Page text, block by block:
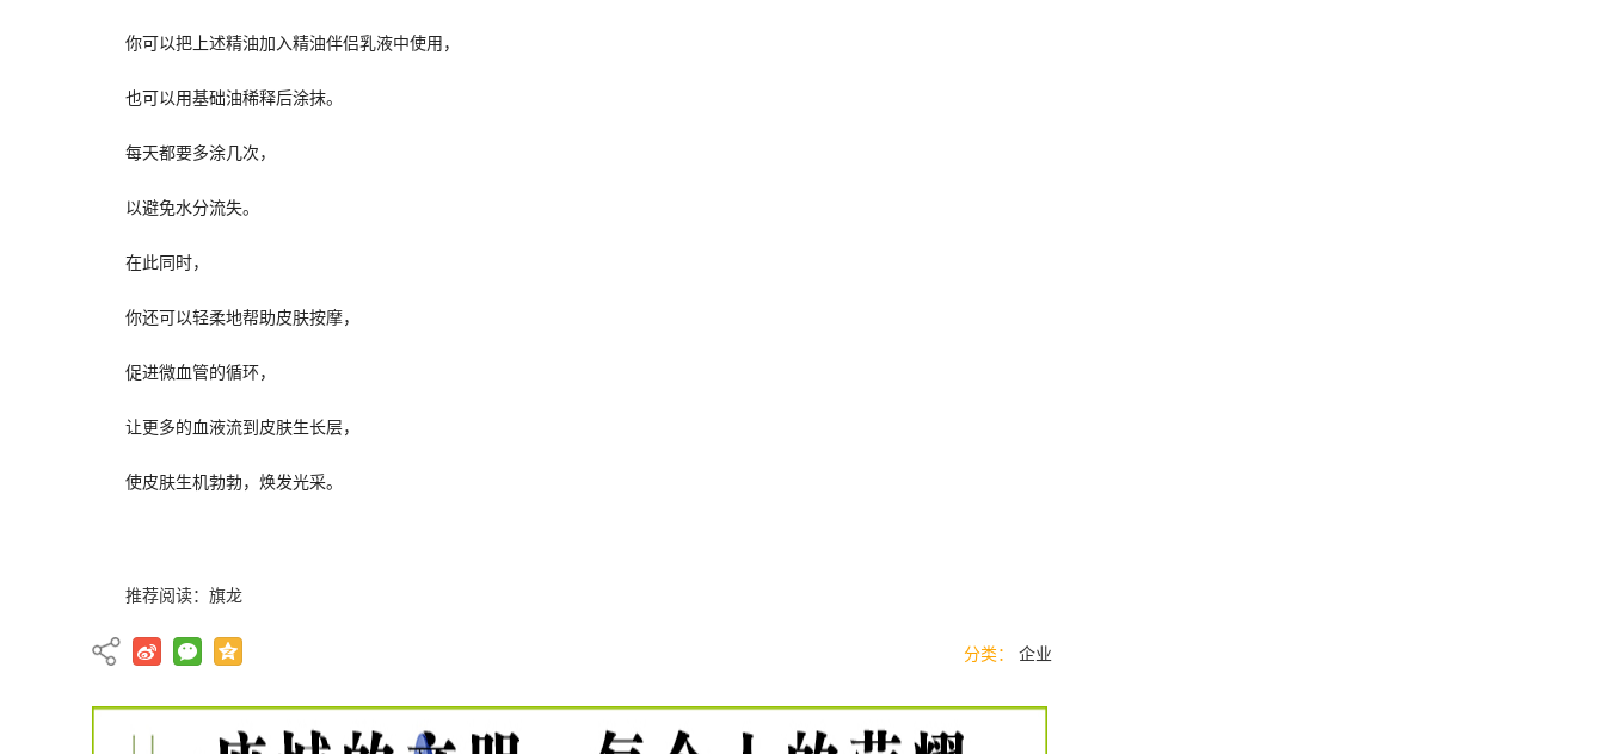
你可以把上述精油加入精油伴侣乳液中使用，
也可以用基础油稀释后涂抹。
每天都要多涂几次，
以避免水分流失。
在此同时，
你还可以轻柔地帮助皮肤按摩，
促进微血管的循环，
让更多的血液流到皮肤生长层，
使皮肤生机勃勃，焕发光采。
推荐阅读： 旗龙
分类： 企业